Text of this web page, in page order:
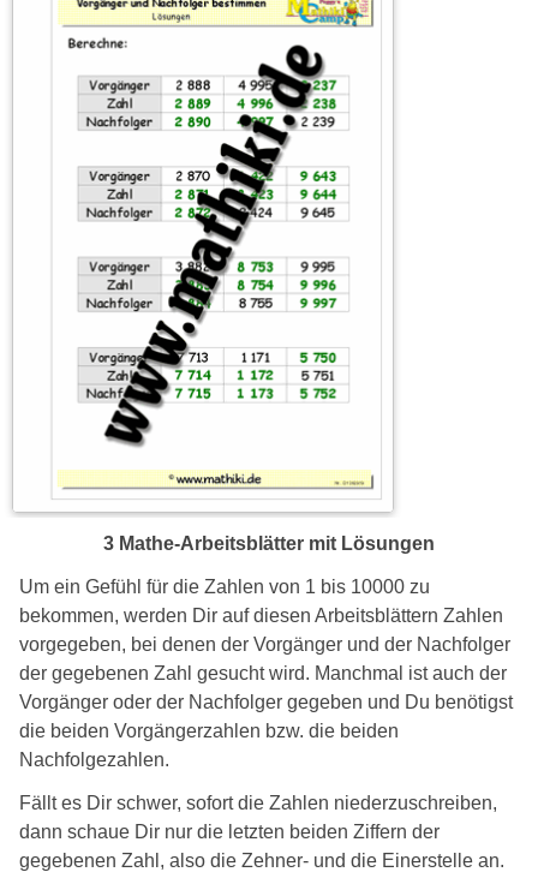
3 Mathe-Arbeitsblätter mit Lösungen
Um ein Gefühl für die Zahlen von 1 bis 10000 zu
bekommen, werden Dir auf diesen Arbeitsblättern Zahlen
vorgegeben, bei denen der Vorgänger und der Nachfolger
der gegebenen Zahl gesucht wird. Manchmal ist auch der
Vorgänger oder der Nachfolger gegeben und Du benötigst
die beiden Vorgängerzahlen bzw. die beiden
Nachfolgezahlen.
Fällt es Dir schwer, sofort die Zahlen niederzuschreiben,
dann schaue Dir nur die letzten beiden Ziffern der
gegebenen Zahl, also die Zehner- und die Einerstelle an.